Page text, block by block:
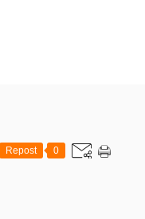
Repost 0